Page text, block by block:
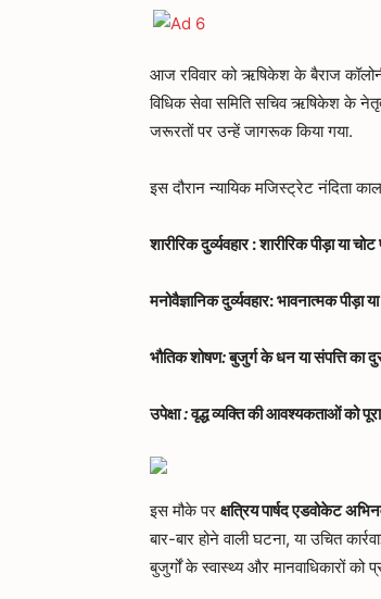
आज रविवार को ऋषिकेश के बैराज
विधिक सेवा समिति सचिव ऋषिकेश के
जरूरतों पर उन्हें जागरूक किया गया.
इस दौरान न्यायिक मजिस्ट्रेट नंदिता
शारीरिक दुर्व्यवहार : शारीरिक पीड़ा या
मनोवैज्ञानिक दुर्व्यवहार: भावनात्मक पीड़ा
भौतिकशोषण:बुजुर्गकेधनयासंपत्तिका
उपेक्षा:वृद्धव्यक्तिकीआवश्यकताओंकोपूरा
इस मौके पर क्षत्रियपार्षदएडवोकेट
बार-बार होने वाली घटना, या उचित
बुजुर्गों के स्वास्थ्य और मानवाधिकारों